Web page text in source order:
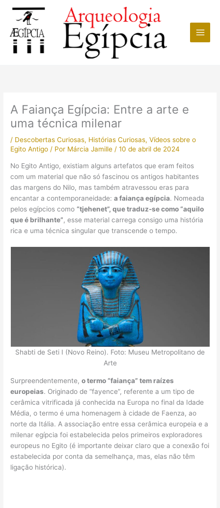
conteúdo
A Faiança Egípcia: Entre a arte e
uma técnica milenar
/ Descobertas Curiosas, Histórias Curiosas,Vídeos sobre o
Egito Antigo / Por Márcia Jamille /10 de abril de 2024
No Egito Antigo, existiam alguns artefatos que eram feitos
com um material que não só fascinou os antigos habitantes
das margens do Nilo, mas também atravessou eras para
encantar a contemporaneidade:a faiança egípcia. Nomeada
pelos egípcios como“tjehenet”, que traduz-se como “aquilo
que é brilhante”, esse material carrega consigo uma história
rica e uma técnica singular que transcende o tempo.
Shabti de Seti I (Novo Reino). Foto: Museu Metropolitano de
Arte
Surpreendentemente,o termo “faiança” tem raízes
europeias. Originado de “fayence”, referente a um tipo de
cerâmica vitrificada já conhecida na Europa no final da Idade
Média, o termo é uma homenagem à cidade de Faenza, ao
norte da Itália. A associação entre essa cerâmica europeia e a
milenar egípcia foi estabelecida pelos primeiros exploradores
europeus no Egito (é importante deixar claro que a conexão foi
estabelecida por conta da semelhança, mas, elas não têm
ligação histórica).